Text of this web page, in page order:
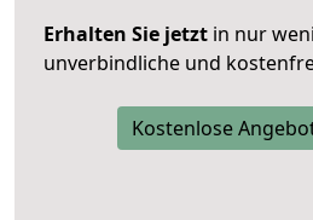
Erhalten Sie jetzt in nur
unverbindliche und
Kostenlose